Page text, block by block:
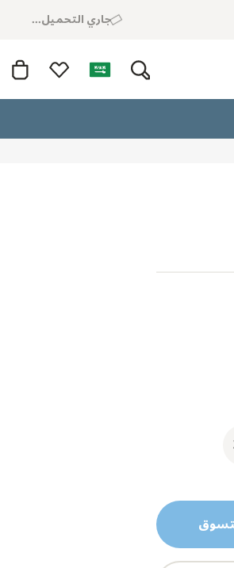
جاري التحميل...